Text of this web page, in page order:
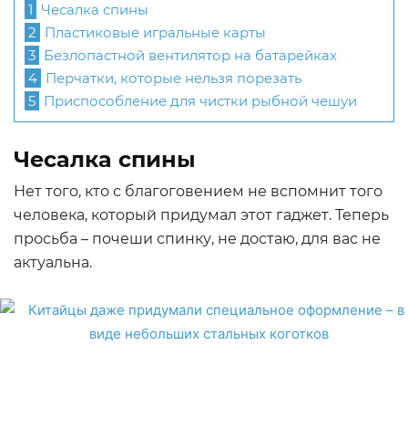
1 Чесалка спины
2 Пластиковые игральные карты
3 Безлопастной вентилятор на батарейках
4 Перчатки, которые нельзя порезать
5 Приспособление для чистки рыбной чешуи
Чесалка спины
Нет того, кто с благоговением не вспомнит того
человека, который придумал этот гаджет. Теперь
просьба – почеши спинку, не достаю, для вас не
актуальна.